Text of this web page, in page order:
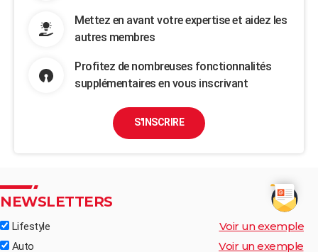
Mettez en avant votre expertise et aidez les
autres membres
Profitez de nombreuses fonctionnalités
supplémentaires en vous inscrivant
S'INSCRIRE
NEWSLETTERS
Lifestyle Voir un exemple
Auto Voir un exemple